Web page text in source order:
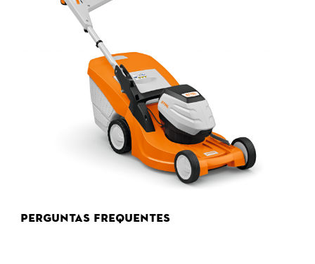
Perguntas frequentes